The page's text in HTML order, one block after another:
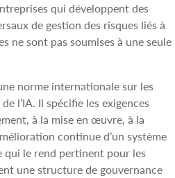
qui développent des
de gestion des risques liés à
ne sont pas soumises à une seule
norme internationale sur les
l’IA. Il spécifie les exigences
à la mise en œuvre, à la
continue d’un système
qui le rend pertinent pour les
une structure de gouvernance